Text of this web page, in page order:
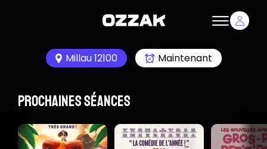
Millau 12100 Maintenant
Prochaines séances